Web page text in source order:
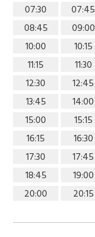
07:30
07:45
08:45
09:00
10:00
10:15
11:15
11:30
12:30
12:45
13:45
14:00
15:00
15:15
16:15
16:30
17:30
17:45
18:45
19:00
20:00
20:15